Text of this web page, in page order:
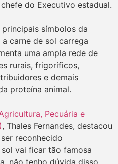
do Executivo estadual.
símbolos da
carne de sol carrega
uma ampla rede de
rurais, frigoríficos,
e demais
proteína animal.
Pecuária e
, Thales Fernandes, destacou
reconhecido
sol vai ficar tão famosa
não tenho dúvida disso.